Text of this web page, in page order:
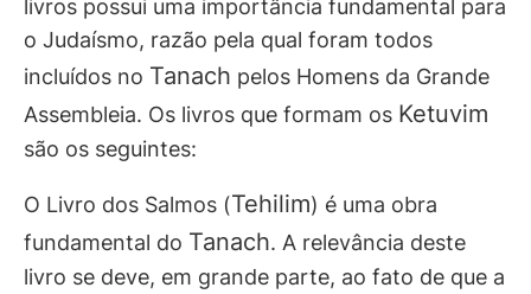
livros possui uma importância fundamental para
o Judaísmo, razão pela qual foram todos
incluídos no Tanach pelos Homens da Grande
Assembleia. Os livros que formam os Ketuvim
são os seguintes:
O Livro dos Salmos (Tehilim) é uma obra
fundamental do Tanach. A relevância deste
livro se deve, em grande parte, ao fato de que a